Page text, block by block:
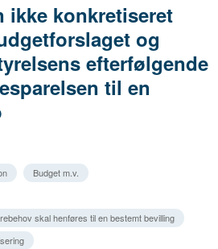
ikke konkretiseret
og
efterfølgende
til en
Budget m.v.
skal henføres til en bestemt bevilling